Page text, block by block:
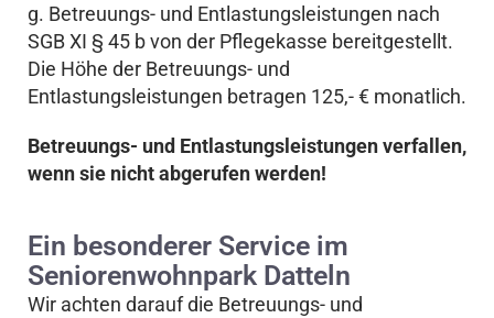
g. Betreuungs- und Entlastungsleistungen nach
SGB XI § 45 b von der Pflegekasse bereitgestellt.
Die Höhe der Betreuungs- und
Entlastungsleistungen betragen 125,- € monatlich.
Betreuungs- und Entlastungsleistungen verfallen,
wenn sie nicht abgerufen werden!
Ein besonderer Service im
Seniorenwohnpark Datteln
Wir achten darauf die Betreuungs- und